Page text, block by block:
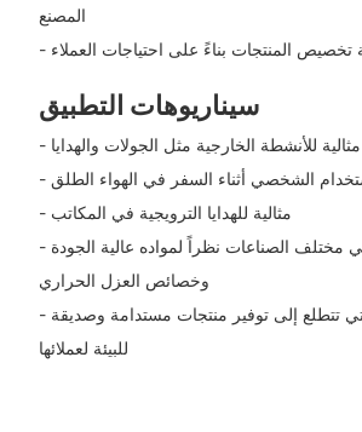
المصنع
تخصيص المنتجات بناءً على احتياجات العملاء
سيناريوهات التطبيق
- مثالية للأنشطة الخارجية مثل الجولات والهدايا
الشخصي أثناء السفر في الهواء الطلق
- مثالية للهدايا الترويجية في المكاتب
- يمكن استخدامه في مختلف الصناعات نظراً لمواده عالية الجودة
وخصائص العزل الحراري
- رائع للشركات التي تتطلع إلى توفير منتجات مستدامة وصديقة
للبيئة لعملائها